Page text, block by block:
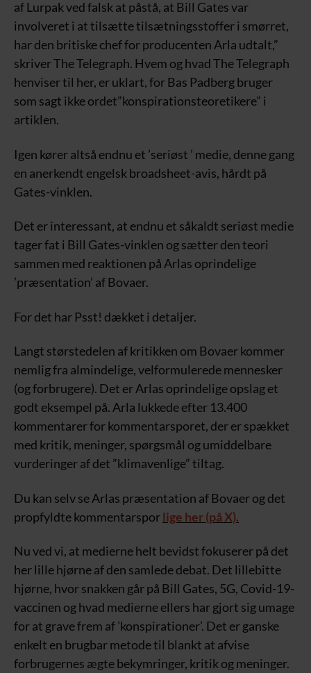
af Lurpak ved falsk at påstå, at Bill Gates var
involveret i at tilsætte tilsætningsstoffer i smørret,
har den britiske chef for producenten Arla udtalt,”
skriver The Telegraph. Hvem og hvad The Telegraph
henviser til her, er uklart, for Bas Padberg bruger
som sagt ikke ordet”konspirationsteoretikere” i
artiklen.
Igen kører altså endnu et ’seriøst ’ medie, denne gang
en anerkendt engelsk broadsheet-avis, hårdt på
Gates-vinklen.
Det er interessant, at endnu et såkaldt seriøst medie
tager fat i Bill Gates-vinklen og sætter den teori
sammen med reaktionen på Arlas oprindelige
’præsentation’ af Bovaer.
For det har Psst! dækket i detaljer.
Langt størstedelen af kritikken om Bovaer kommer
nemlig fra almindelige, velformulerede mennesker
(og forbrugere). Det er Arlas oprindelige opslag et
godt eksempel på. Arla lukkede efter 13.400
kommentarer for kommentarsporet, der er spækket
med kritik, meninger, spørgsmål og umiddelbare
vurderinger af det ”klimavenlige” tiltag.
Du kan selv se Arlas præsentation af Bovaer og det
propfyldte kommentarsporlige her (på X).
Nu ved vi, at medierne helt bevidst fokuserer på det
her lille hjørne af den samlede debat. Det lillebitte
hjørne, hvor snakken går på Bill Gates, 5G, Covid-19-
vaccinen og hvad medierne ellers har gjort sig umage
for at grave frem af ’konspirationer’. Det er ganske
enkelt en brugbar metode til blankt at afvise
forbrugernes ægte bekymringer, kritik og meninger.